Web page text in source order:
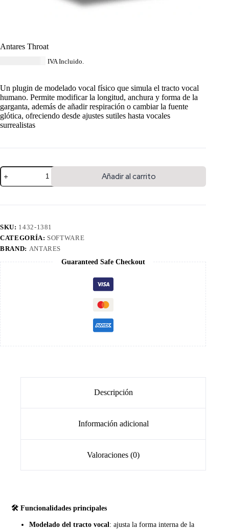
Antares Throat
IVA Incluido.
Un plugin de modelado vocal físico que simula el tracto vocal
humano. Permite modificar la longitud, anchura y forma de la
garganta, además de añadir respiración o cambiar la fuente
glótica, ofreciendo desde ajustes sutiles hasta vocales
surrealistas
Añadir al carrito
SKU: 1432-1381
CATEGORÍA: SOFTWARE
BRAND: ANTARES
Guaranteed Safe Checkout
Descripción
Información adicional
Valoraciones (0)
🛠️ Funcionalidades principales
Modelado del tracto vocal: ajusta la forma interna de la